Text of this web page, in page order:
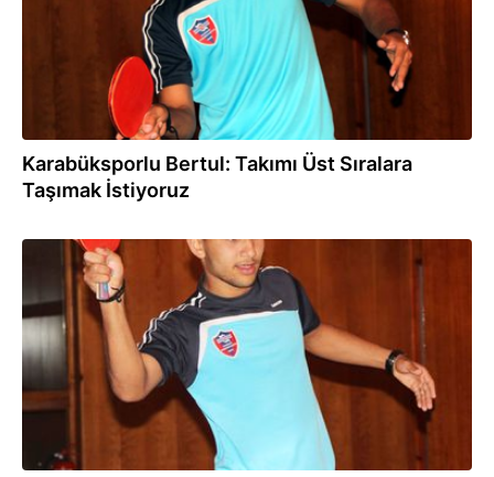
Karabüksporlu Bertul: Takımı Üst Sıralara
Taşımak İstiyoruz
16.07.2012